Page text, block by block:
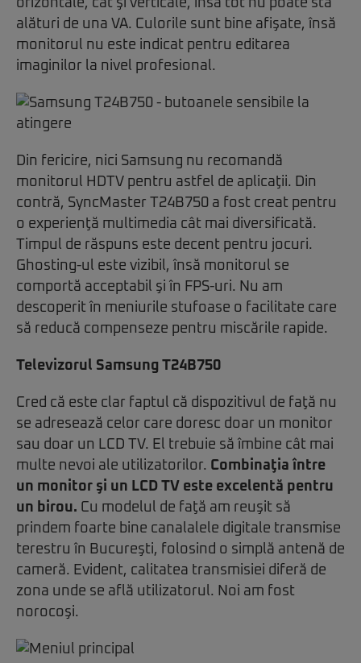
orizontale, cât şi verticale, însă tot nu poate sta
alături de una VA. Culorile sunt bine afişate, însă
monitorul nu este indicat pentru editarea
imaginilor la nivel profesional.
Din fericire, nici Samsung nu recomandă
monitorul HDTV pentru astfel de aplicaţii. Din
contră, SyncMaster T24B750 a fost creat pentru
o experienţă multimedia cât mai diversificată.
Timpul de răspuns este decent pentru jocuri.
Ghosting-ul este vizibil, însă monitorul se
comportă acceptabil şi în FPS-uri. Nu am
descoperit în meniurile stufoase o facilitate care
să reducă compenseze pentru miscările rapide.
Televizorul Samsung T24B750
Cred că este clar faptul că dispozitivul de faţă nu
se adresează celor care doresc doar un monitor
sau doar un LCD TV. El trebuie să îmbine cât mai
multe nevoi ale utilizatorilor. Combinaţia între
un monitor şi un LCD TV este excelentă pentru
un birou. Cu modelul de faţă am reuşit să
prindem foarte bine canalalele digitale transmise
terestru în Bucureşti, folosind o simplă antenă de
cameră. Evident, calitatea transmisiei diferă de
zona unde se află utilizatorul. Noi am fost
norocoşi.